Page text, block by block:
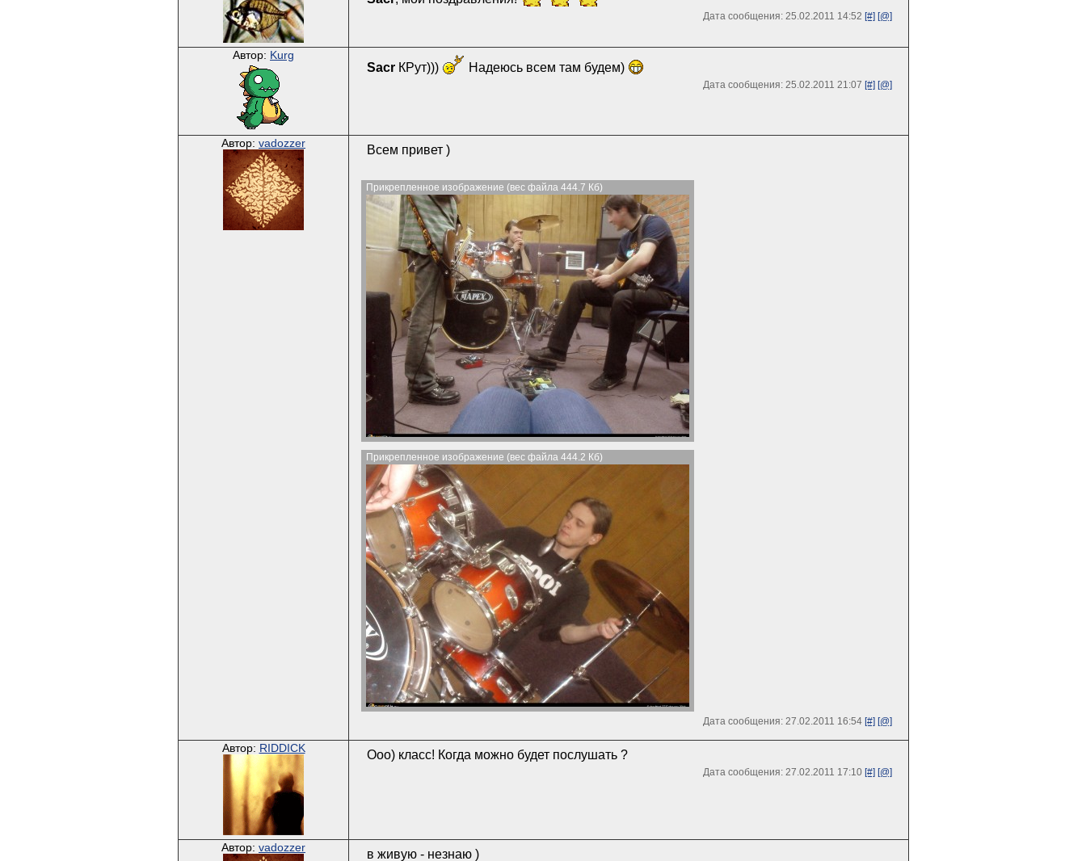
Дата сообщения: 25.02.2011 14:52 [#] [@]
Автор: Kurg
Sacr КРут))) Надеюсь всем там будем)
Дата сообщения: 25.02.2011 21:07 [#] [@]
Автор: vadozzer Всем привет )
Прикрепленное изображение (вес файла 444.7 Кб)
Прикрепленное изображение (вес файла 444.2 Кб)
Дата сообщения: 27.02.2011 16:54 [#] [@]
Автор: RIDDICK Ооо) класс! Когда можно будет послушать ?
Дата сообщения: 27.02.2011 17:10 [#] [@]
Автор: vadozzer в живую - незнаю )